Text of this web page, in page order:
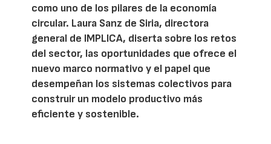
como uno de los pilares de la economía
circular. Laura Sanz de Siria, directora
general de IMPLICA, diserta sobre los retos
del sector, las oportunidades que ofrece el
nuevo marco normativo y el papel que
desempeñan los sistemas colectivos para
construir un modelo productivo más
eficiente y sostenible.